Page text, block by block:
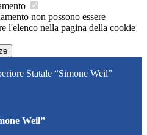
non possono essere
l'elenco nella pagina della cookie
Statale “Simone Weil”
Weil”